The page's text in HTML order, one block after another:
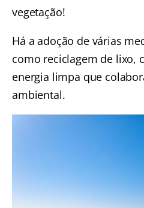
vegetação!
Há a adoção de várias
como reciclagem de lixo,
energia limpa que
ambiental.